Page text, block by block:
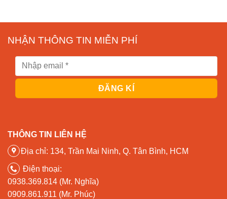
NHẬN THÔNG TIN MIỄN PHÍ
THÔNG TIN LIÊN HỆ
Địa chỉ: 134, Trần Mai Ninh, Q. Tân Bình, HCM
Điện thoại:
0938.369.814 (Mr. Nghĩa)
0909.861.911 (Mr. Phúc)